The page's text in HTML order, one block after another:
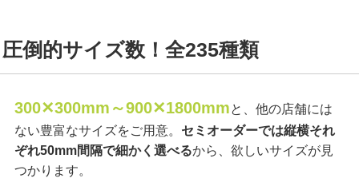
圧倒的サイズ数！全235種類
300✕300mm～900✕1800mmと、他の店舗には
ない豊富なサイズをご用意。 セミオーダーでは縦横それ
ぞれ50mm間隔で細かく選べるから、欲しいサイズが見
つかります。